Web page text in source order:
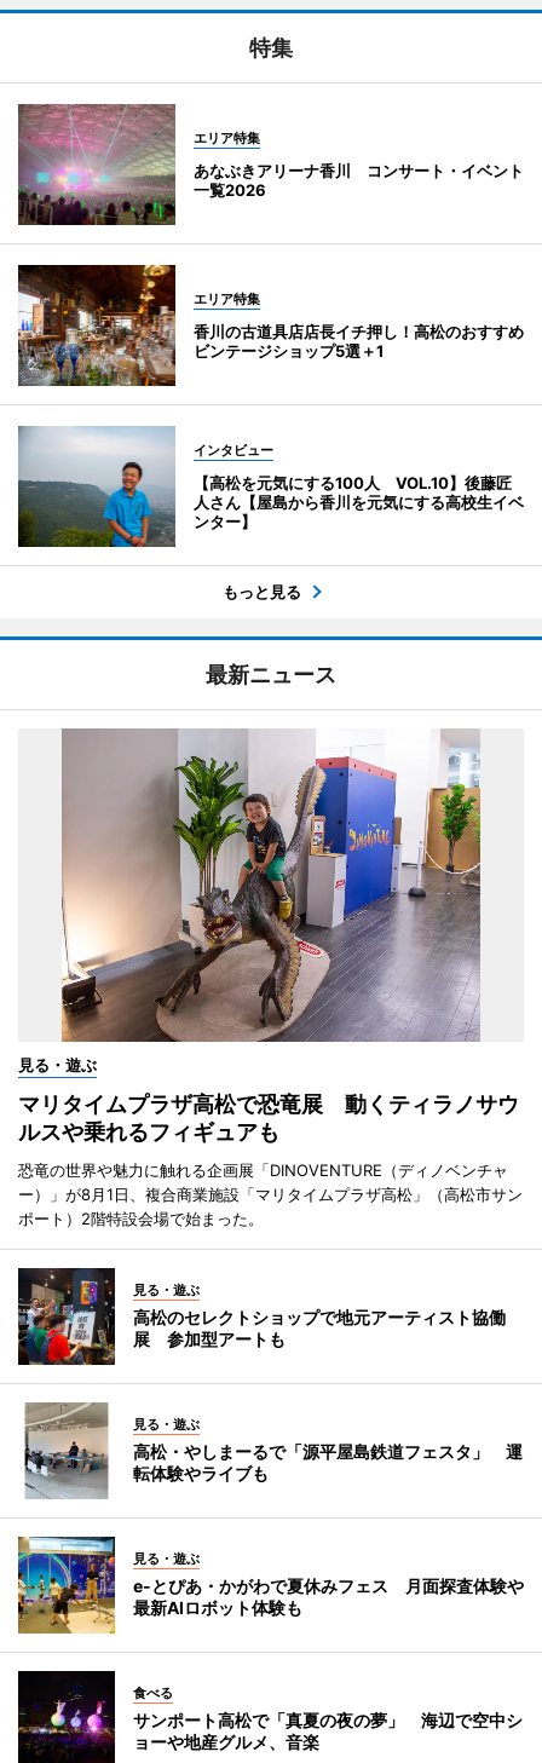
特集
エリア特集
あなぶきアリーナ香川 コンサート・イベント
一覧2026
エリア特集
香川の古道具店店長イチ押し！高松のおすすめ
ビンテージショップ5選＋1
インタビュー
【高松を元気にする100人 VOL.10】後藤匠
人さん【屋島から香川を元気にする高校生イベ
ンター】
もっと見る
最新ニュース
見る・遊ぶ
マリタイムプラザ高松で恐竜展 動くティラノサウ
ルスや乗れるフィギュアも
恐竜の世界や魅力に触れる企画展「DINOVENTURE（ディノベンチャ
ー）」が8月1日、複合商業施設「マリタイムプラザ高松」（高松市サン
ポート）2階特設会場で始まった。
見る・遊ぶ
高松のセレクトショップで地元アーティスト協働
展 参加型アートも
見る・遊ぶ
高松・やしまーるで「源平屋島鉄道フェスタ」 運
転体験やライブも
見る・遊ぶ
e-とぴあ・かがわで夏休みフェス 月面探査体験や
最新AIロボット体験も
食べる
サンポート高松で「真夏の夜の夢」 海辺で空中シ
ョーや地産グルメ、音楽